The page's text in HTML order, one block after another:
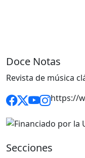
Doce Notas
Revista de música
https://
Secciones